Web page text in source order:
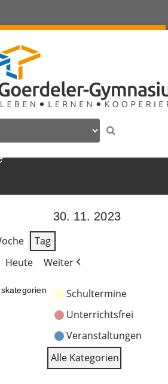
30. 11. 2023
Tag
Heute Weiter
Schultermine
Unterrichtsfrei
Veranstaltungen
Alle Kategorien